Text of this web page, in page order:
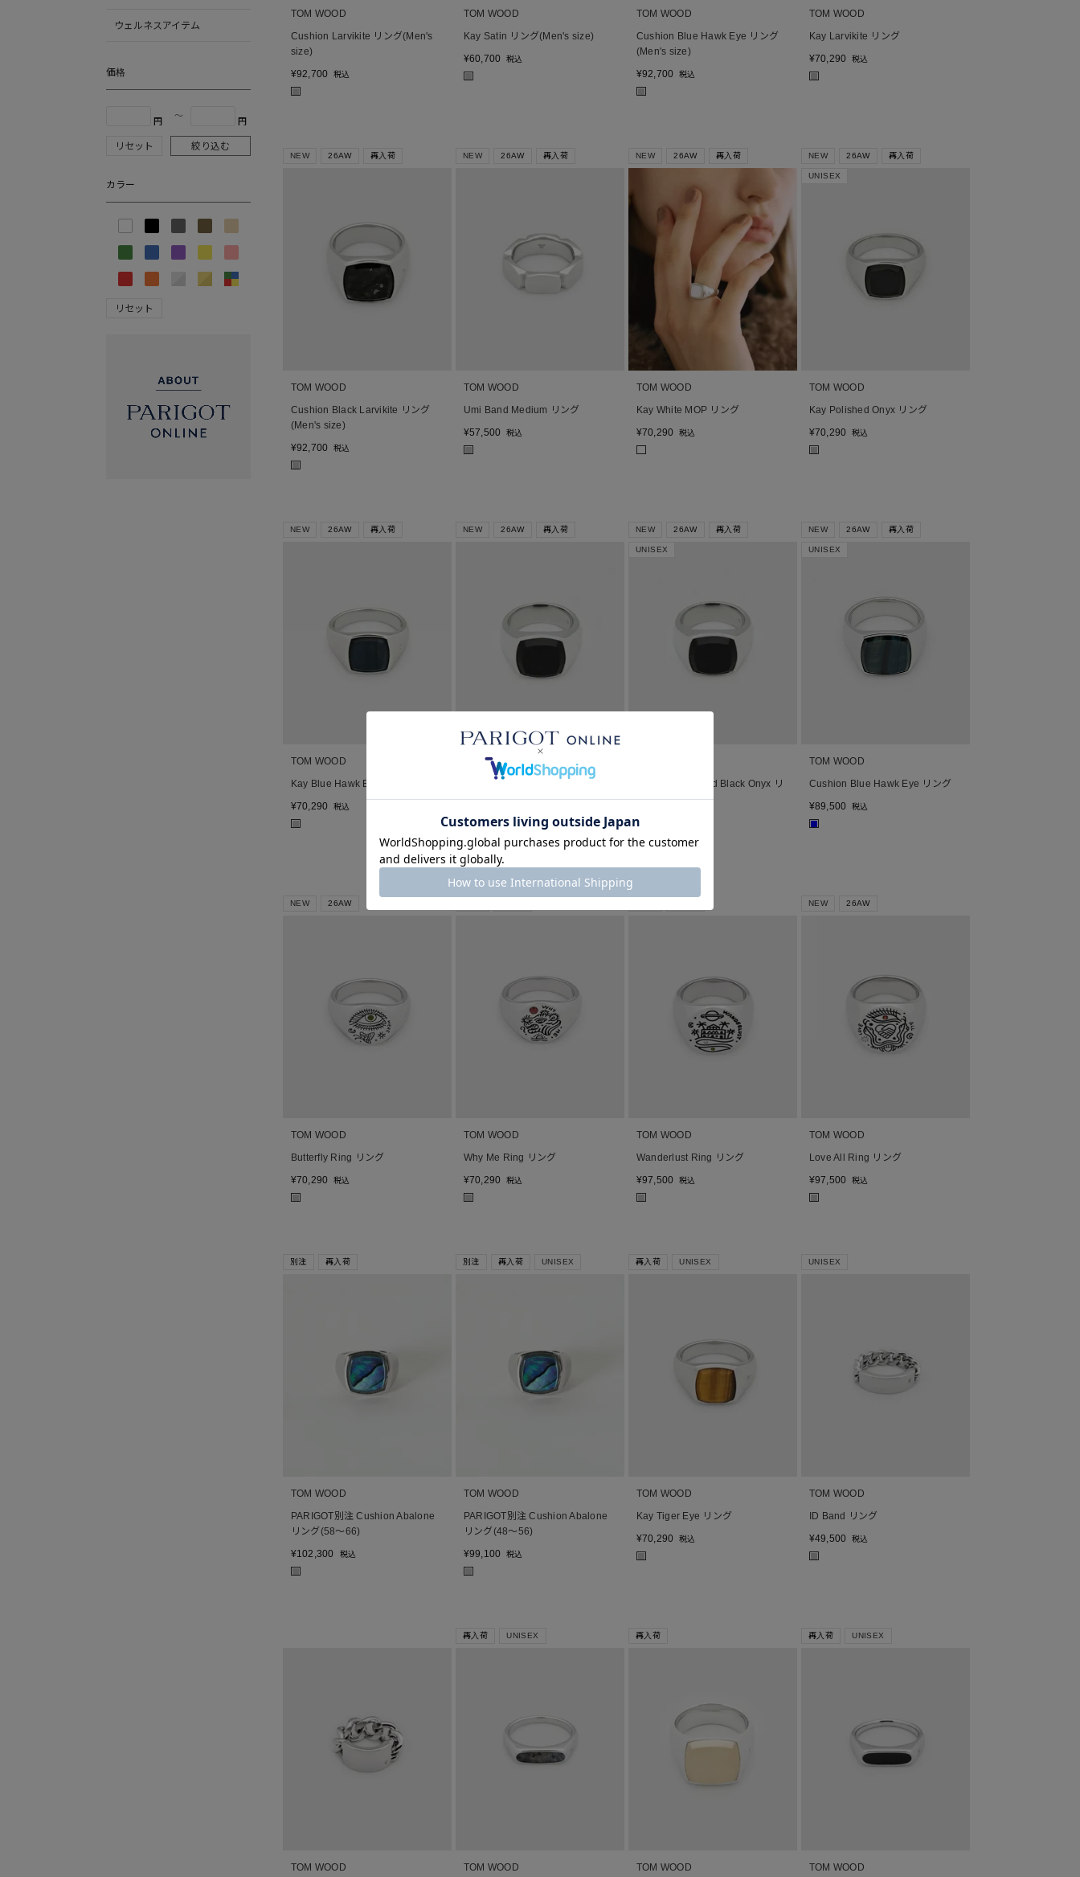
ウェルネスアイテム
価格
円
〜
円
リセット 絞り込む
カラー
リセット
TOM WOOD
Cushion Larvikite リング(Men's
size)
¥92,700 税込
■
TOM WOOD
Kay Satin リング(Men's size)
¥60,700 税込
■
TOM WOOD
Cushion Blue Hawk Eye リング
(Men's size)
¥92,700 税込
■
TOM WOOD
Kay Larvikite リング
¥70,290 税込
■
NEW 26AW 再入荷
TOM WOOD
Cushion Black Larvikite リング
(Men's size)
¥92,700 税込
■
NEW 26AW 再入荷
TOM WOOD
Umi Band Medium リング
¥57,500 税込
■
NEW 26AW 再入荷
TOM WOOD
Kay White MOP リング
¥70,290 税込
NEW 26AW 再入荷
UNISEX
TOM WOOD
Kay Polished Onyx リング
¥70,290 税込
■
NEW 26AW 再入荷
TOM WOOD
Kay Blue Hawk Eye リング
¥70,290 税込
■
NEW 26AW 再入荷
TOM WOOD
ング(Men's size)
¥92,700 税込
■
NEW 26AW 再入荷
UNISEX
Cushion Polished Black Onyx リ
ング
¥
■
NEW 26AW 再入荷
UNISEX
TOM WOOD
Cushion Blue Hawk Eye リング
¥89,500 税込
■
NEW 26AW
TOM WOOD
Butterfly Ring リング
¥70,290 税込
■
TOM WOOD
Why Me Ring リング
¥70,290 税込
■
TOM WOOD
Wanderlust Ring リング
¥97,500 税込
■
NEW 26AW
TOM WOOD
Love All Ring リング
¥97,500 税込
■
別注 再入荷
TOM WOOD
PARIGOT別注 Cushion Abalone
リング(58～66)
¥102,300 税込
■
別注 再入荷 UNISEX
TOM WOOD
PARIGOT別注 Cushion Abalone
リング(48～56)
¥99,100 税込
■
再入荷 UNISEX
TOM WOOD
Kay Tiger Eye リング
¥70,290 税込
■
UNISEX
TOM WOOD
ID Band リング
¥49,500 税込
■
TOM WOOD
再入荷 UNISEX
TOM WOOD
再入荷
TOM WOOD
再入荷 UNISEX
TOM WOOD